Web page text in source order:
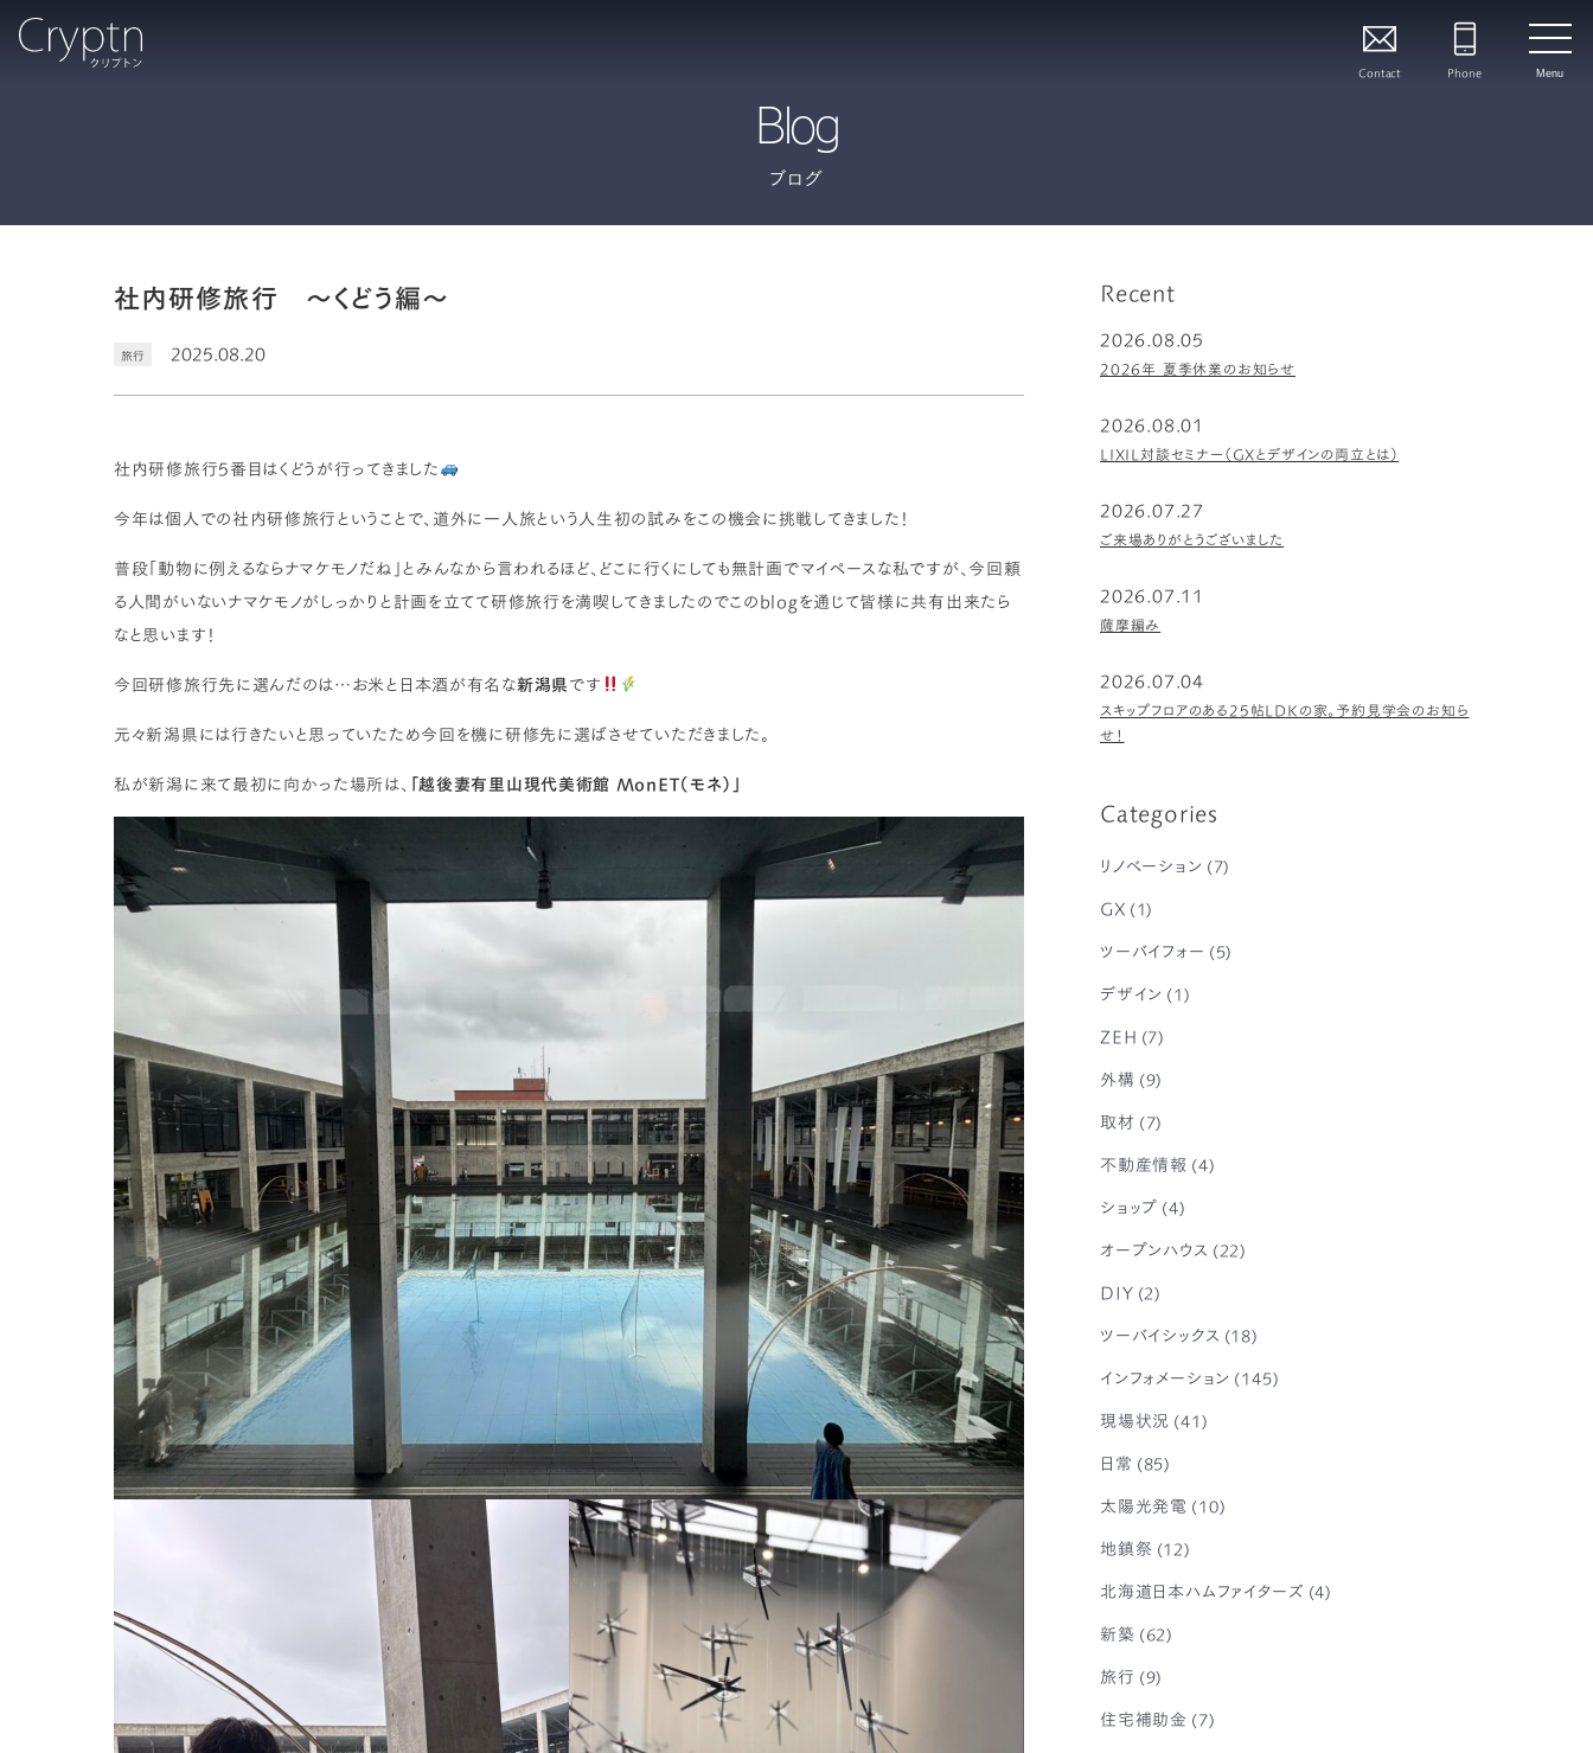
Contact Phone Menu
Blog
ブログ
社内研修旅行 ～くどう編～
旅行 2025.08.20
社内研修旅行5番目はくどうが行ってきました
今年は個人での社内研修旅行ということで、道外に一人旅という人生初の試みをこの機会に挑戦してきました！
普段「動物に例えるならナマケモノだね」とみんなから言われるほど、どこに行くにしても無計画でマイペースな私ですが、今回頼
る人間がいないナマケモノがしっかりと計画を立てて研修旅行を満喫してきましたのでこのblogを通じて皆様に共有出来たら
なと思います！
今回研修旅行先に選んだのは…お米と日本酒が有名な新潟県です
元々新潟県には行きたいと思っていたため今回を機に研修先に選ばさせていただきました。
私が新潟に来て最初に向かった場所は、 「越後妻有里山現代美術館 MonET（モネ）」
Recent
2026.08.05
2026年 夏季休業のお知らせ
2026.08.01
LIXIL対談セミナー（GXとデザインの両立とは）
2026.07.27
ご来場ありがとうございました
2026.07.11
薩摩編み
2026.07.04
スキップフロアのある25帖LDKの家。予約見学会のお知ら
せ！
Categories
リノベーション (7)
GX (1)
ツーバイフォー (5)
デザイン (1)
ZEH (7)
外構 (9)
取材 (7)
不動産情報 (4)
ショップ (4)
オープンハウス (22)
DIY (2)
ツーバイシックス (18)
インフォメーション (145)
現場状況 (41)
日常 (85)
太陽光発電 (10)
地鎮祭 (12)
北海道日本ハムファイターズ (4)
新築 (62)
旅行 (9)
住宅補助金 (7)